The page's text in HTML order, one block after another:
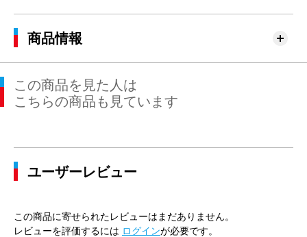
商品情報
この商品を見た人は
こちらの商品も見ています
ユーザーレビュー
この商品に寄せられたレビューはまだありません。
レビューを評価するには ログインが必要です。